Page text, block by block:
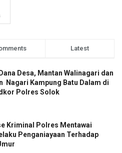
Latest
Desa, Mantan Walinagari dan
Nagari Kampung Batu Dalam di
Polres Solok
Kriminal Polres Mentawai
Penganiayaan Terhadap